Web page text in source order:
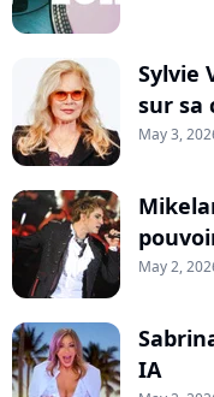
Sylvie
sur sa
May 3,
May 2,
IA